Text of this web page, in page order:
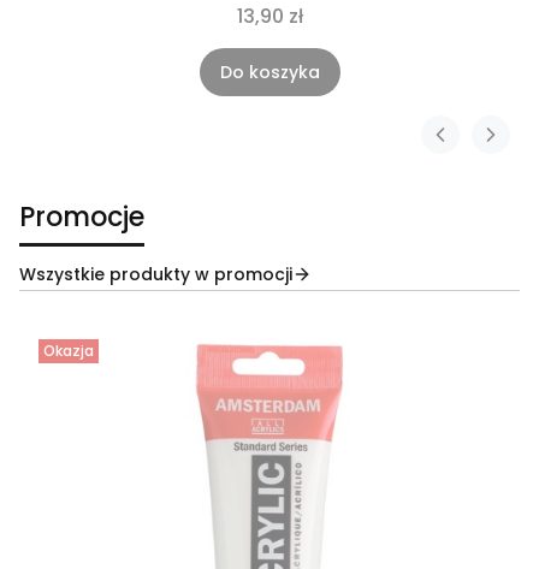
13,90 zł
Do koszyka
Promocje
Wszystkie produkty w promocji
Okazja